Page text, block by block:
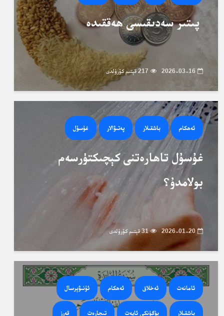
پىتىر سەدىقىسى ھەققىدە
2026-03-16 217 قېتىم كۆرۈلدى
ئەھكام باشقىلار پەتىۋالار غۇسۇل
غۇسۇل تاھارەتنى كېچىكتۈرسەم
بولامدۇ؟
2026-01-20 31 قېتىم كۆرۈلدى
ئامانەت ئەخلاق ئەھكام ئۇنىۋېرسال
باشقىلار بۈگۈنكى ئايەت تىجارەت قەرز